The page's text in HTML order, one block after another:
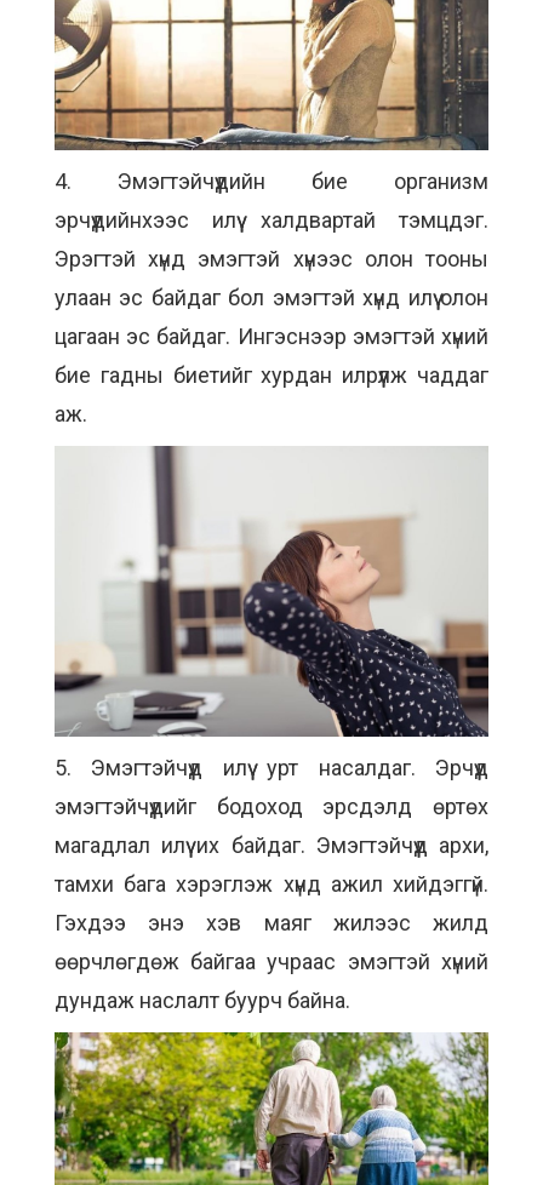
4. Эмэгтэйчүүдийн бие организм
эрчүүдийнхээс илүү халдвартай тэмцдэг.
Эрэгтэй хүнд эмэгтэй хүнээс олон тооны
улаан эс байдаг бол эмэгтэй хүнд илүү олон
цагаан эс байдаг. Ингэснээр эмэгтэй хүний
бие гадны биетийг хурдан илрүүлж чаддаг
аж.
5. Эмэгтэйчүүд илүү урт насалдаг. Эрчүүд
эмэгтэйчүүдийг бодоход эрсдэлд өртөх
магадлал илүү их байдаг. Эмэгтэйчүүд архи,
тамхи бага хэрэглэж хүнд ажил хийдэггүй.
Гэхдээ энэ хэв маяг жилээс жилд
өөрчлөгдөж байгаа учраас эмэгтэй хүний
дундаж наслалт буурч байна.